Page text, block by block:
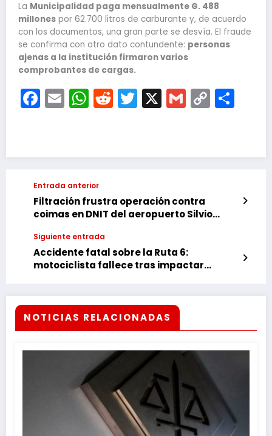
La Municipalidad paga mensualmente G. 488
millones por 62.700 litros de carburante y, de acuerdo
con los documentos, una gran parte se desvía. El fraude
se confirma con otro dato contundente: personas
ajenas a la institución firmaron varios
comprobantes de cargas.
Facebook
EmailWhatsApp
Reddit
Twitter
X Gmail
Copy
Link
Entrada anterior
Filtración frustra operación contra
coimas en DNIT del aeropuerto Silvio
Siguiente entrada
Accidente fatal sobre la Ruta 6:
motociclista fallece tras impactar
NOTICIAS RELACIONADAS